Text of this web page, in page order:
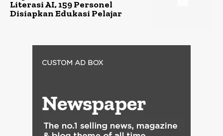
Literasi AI, 159 Personel
Disiapkan Edukasi Pelajar